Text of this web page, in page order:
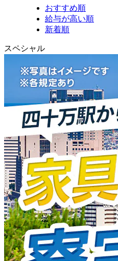
おすすめ順
給与が高い順
新着順
スペシャル